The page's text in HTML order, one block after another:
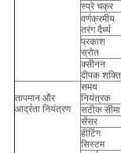
स्प्रे चक्र
वर्णक्रमीय
तरंग दैर्ध्य
प्रकाश
स्रोत
क्सीनन
दीपक शक्ति
तापमान और
आर्द्रता नियंत्रण
समय
नियंत्रक
सटीक सीमा
सेंसर
हीटिंग
सिस्टम